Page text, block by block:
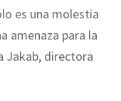
es una molestia
amenaza para la
Jakab, directora